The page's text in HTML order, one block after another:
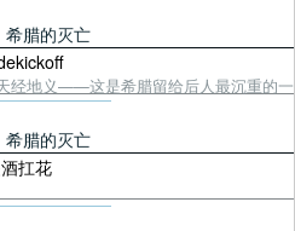
希腊的灭亡
经地义——这是希腊留给后人最沉重的
希腊的灭亡
扛花